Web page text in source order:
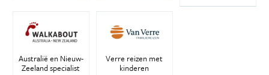
Australië en Nieuw-
Zeeland specialist
Verre reizen met
kinderen